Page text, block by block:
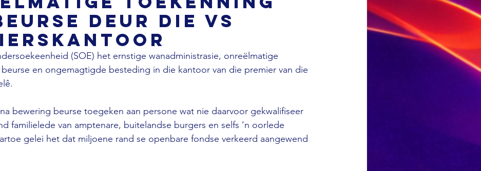
deur die VS
(SOE) het ernstige wanadministrasie, onreëlmatige
en ongemagtigde besteding in die kantoor van die premier van die
bewering beurse toegeken aan persone wat nie daarvoor gekwalifiseer
familielede van amptenare, buitelandse burgers en selfs ’n oorlede
gelei het dat miljoene rand se openbare fondse verkeerd aangewend